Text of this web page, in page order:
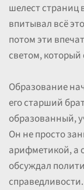
шелест страниц
впитывал всё
потом эти
светом, который
Образование
его старший
образованный,
Он не просто
арифметикой, а
обсуждал